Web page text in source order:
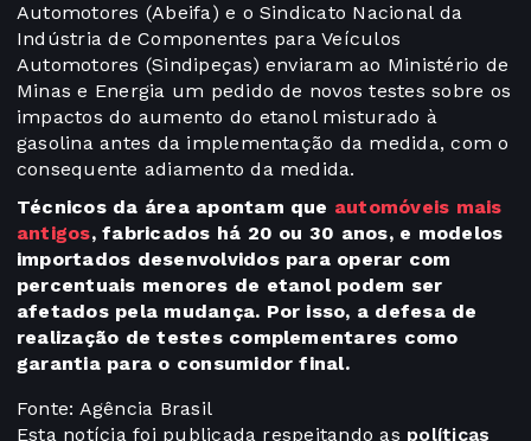
Automotores (Abeifa) e o Sindicato Nacional da
Indústria de Componentes para Veículos
Automotores (Sindipeças) enviaram ao Ministério de
Minas e Energia um pedido de novos testes sobre os
impactos do aumento do etanol misturado à
gasolina antes da implementação da medida, com o
consequente adiamento da medida.
Técnicos da área apontam que automóveis mais
antigos, fabricados há 20 ou 30 anos, e modelos
importados desenvolvidos para operar com
percentuais menores de etanol podem ser
afetados pela mudança. Por isso, a defesa de
realização de testes complementares como
garantia para o consumidor final.
Fonte: Agência Brasil
Esta notícia foi publicada respeitando as políticas